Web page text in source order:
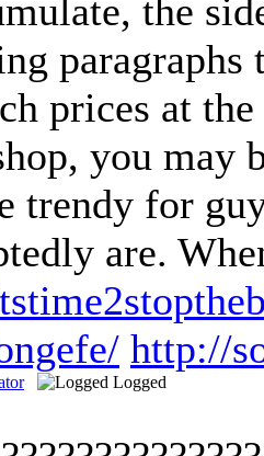
the
paragraphs
prices at
you may
trendy for
are.
http://
Logged